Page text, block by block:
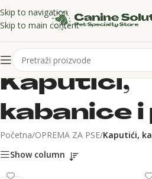
Skip to navigation
Skip to main content
Kaputići,
kabanice i
Početna/OPREMA ZA PSE/Kaputići,
Show column